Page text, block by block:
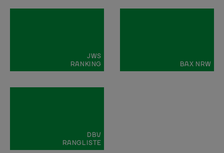
JWS
RANKING
BAX NRW
DBV
RANGLISTE